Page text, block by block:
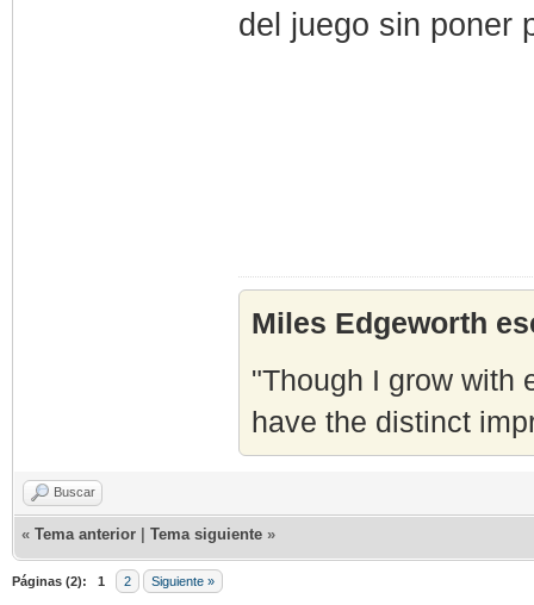
del juego sin poner
Miles Edgeworth
"Though I grow with
have the distinct
Buscar
« Tema anterior Tema siguiente »
Páginas (2): 1 2 Siguiente »